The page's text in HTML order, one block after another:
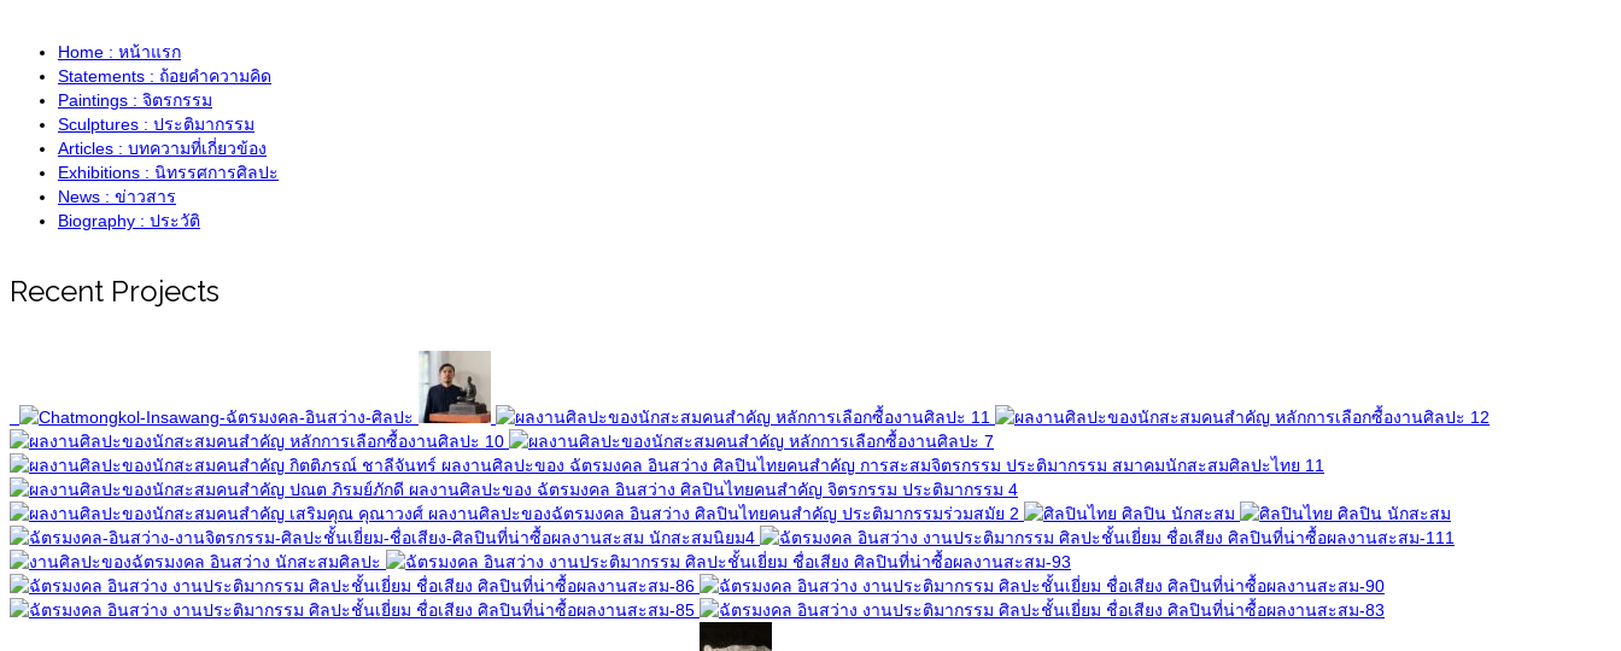
Home : หน้าแรก
Statements : ถ้อยคำความคิด
Paintings : จิตรกรรม
Sculptures : ประติมากรรม
Articles : บทความที่เกี่ยวข้อง
Exhibitions : นิทรรศการศิลปะ
News : ข่าวสาร
Biography : ประวัติ
Recent Projects